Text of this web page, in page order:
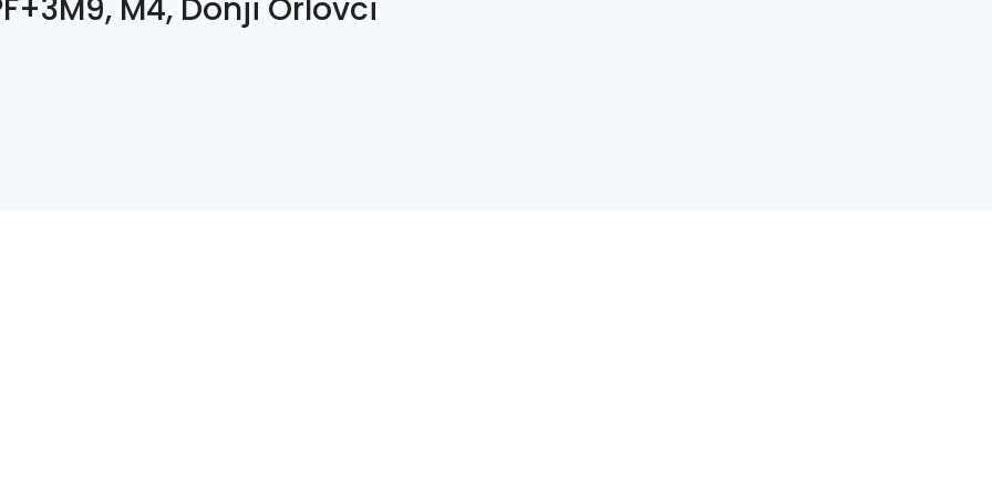
M4, Donji Orlovci